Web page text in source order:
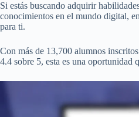
Si estás buscando adquirir
conocimientos en el mundo digital,
para ti.
Con más de 13,700 alumnos
4.4 sobre 5, esta es una oportunidad